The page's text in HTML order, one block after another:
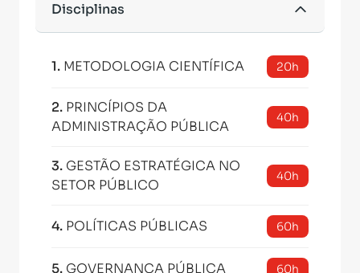
Disciplinas
1. METODOLOGIA CIENTÍFICA 20h
2. PRINCÍPIOS DA
ADMINISTRAÇÃO PÚBLICA
40h
3. GESTÃO ESTRATÉGICA NO
SETOR PÚBLICO
40h
4. POLÍTICAS PÚBLICAS 60h
5. GOVERNANÇA PÚBLICA 60h